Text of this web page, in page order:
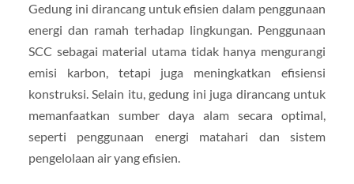
Gedung ini dirancang untuk efisien dalam penggunaan
energi dan ramah terhadap lingkungan. Penggunaan
SCC sebagai material utama tidak hanya mengurangi
emisi karbon, tetapi juga meningkatkan efisiensi
konstruksi. Selain itu, gedung ini juga dirancang untuk
memanfaatkan sumber daya alam secara optimal,
seperti penggunaan energi matahari dan sistem
pengelolaan air yang efisien.